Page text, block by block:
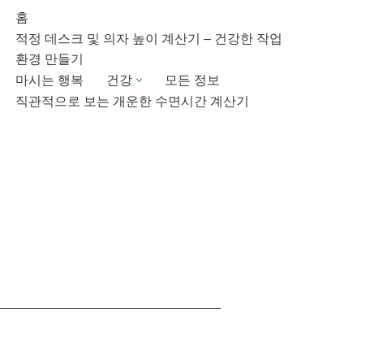
홈
적정 데스크 및 의자 높이 계산기 – 건강한 작업
환경 만들기
마시는 행복
건강
모든 정보
직관적으로 보는 개운한 수면시간 계산기